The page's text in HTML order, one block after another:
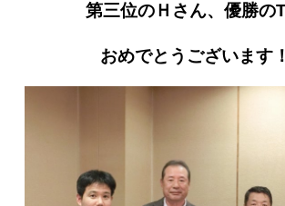
第三位のＨさん、優勝の
おめでとうございます